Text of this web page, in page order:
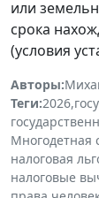
или
срока
(условия
Авторы:
Теги:2026,
Многодетная
налоговая
налоговые